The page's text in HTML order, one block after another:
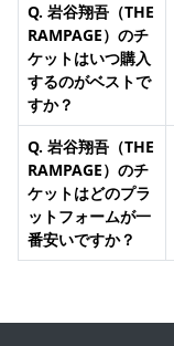
Q. 岩谷翔吾（THE
RAMPAGE）のチ
ケットはいつ購入
するのがベストで
すか？
Q. 岩谷翔吾（THE
RAMPAGE）のチ
ケットはどのプラ
ットフォームが一
番安いですか？